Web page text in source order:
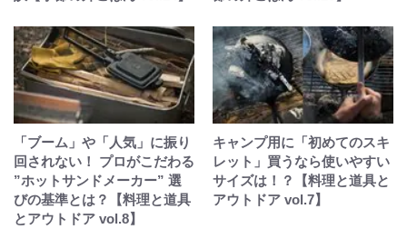
「ブーム」や「人気」に振り
回されない！ プロがこだわる
”ホットサンドメーカー” 選
びの基準とは？【料理と道具
とアウトドア vol.8】
キャンプ用に「初めてのスキ
レット」買うなら使いやすい
サイズは！？【料理と道具と
アウトドア vol.7】